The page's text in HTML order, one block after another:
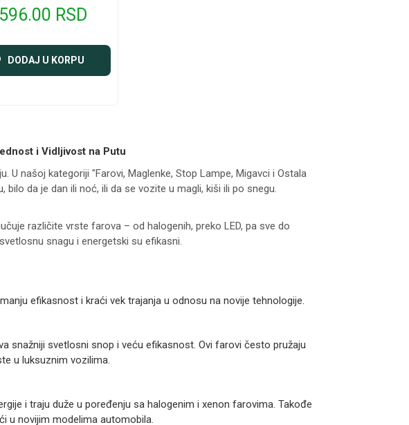
RSD
DODAJ U KORPU
i Vidljivost na Putu
našoj kategoriji "Farovi, Maglenke, Stop Lampe, Migavci i Ostala
da je dan ili noć, ili da se vozite u magli, kiši ili po snegu.
različite vrste farova – od halogenih, preko LED, pa sve do
snagu i energetski su efikasni.
efikasnost i kraći vek trajanja u odnosu na novije tehnologije.
snažniji svetlosni snop i veću efikasnost. Ovi farovi često pružaju
u luksuznim vozilima.
i traju duže u poređenju sa halogenim i xenon farovima. Takođe
u novijim modelima automobila.